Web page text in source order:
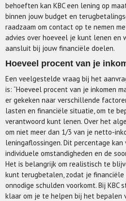
behoeften kan KBC een lening op
binnen jouw budget en
raadzaam om contact op te nemen
advies over hoeveel je kunt lenen en
aansluit bij jouw financiële doelen.
Hoeveel procent van je
Een veelgestelde vraag bij het
is: “Hoeveel procent van je inkomen
er gekeken naar verschillende
lasten en financiële situatie, om te
verantwoord kunt lenen. Over het
om niet meer dan 1/3 van je netto-
leningaflossingen. Dit percentage
individuele omstandigheden en de
Het is belangrijk om realistisch te
kunt terugbetalen, zodat je
onnodige schulden voorkomt. Bij KBC
klaar om je te helpen bij het bepalen